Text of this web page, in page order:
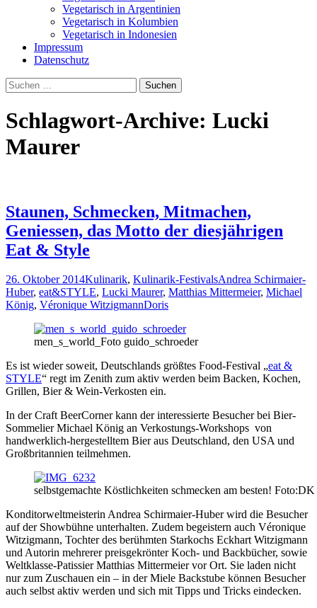
Vegetarisch in Argentinien
Vegetarisch in Kolumbien
Vegetarisch in Indonesien
Impressum
Datenschutz
Suchen
nach:
Schlagwort-Archive: Lucki
Maurer
Staunen, Schmecken, Mitmachen,
Geniessen, das Motto der diesjährigen
Eat & Style
26. Oktober 2014Kulinarik, Kulinarik-FestivalsAndrea Schirmaier-
Huber, eat&STYLE, Lucki Maurer, Matthias Mittermeier, Michael
König, Véronique WitzigmannDoris
men_s_world_Foto guido_schroeder
Es ist wieder soweit, Deutschlands größtes Food-Festival „eat &
STYLE“ regt im Zenith zum aktiv werden beim Backen, Kochen,
Grillen, Bier & Wein-Verkosten ein.
In der Craft BeerCorner kann der interessierte Besucher bei Bier-
Sommelier Michael König an Verkostungs-Workshops von
handwerklich-hergestelltem Bier aus Deutschland, den USA und
Großbritannien teilmehmen.
selbstgemachte Köstlichkeiten schmecken am besten! Foto:DK
Konditorweltmeisterin Andrea Schirmaier-Huber wird die Besucher
auf der Showbühne unterhalten. Zudem begeistern auch Véronique
Witzigmann, Tochter des berühmten Starkochs Eckhart Witzigmann
und Autorin mehrerer preisgekrönter Koch- und Backbücher, sowie
Weltklasse-Patissier Matthias Mittermeier vor Ort. Sie laden nicht
nur zum Zuschauen ein – in der Miele Backstube können Besucher
auch selbst aktiv werden und sich mit Tipps und Tricks eindecken.